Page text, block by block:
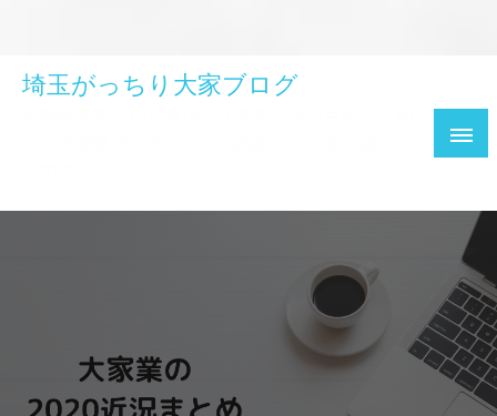
埼玉がっちり大家ブログ